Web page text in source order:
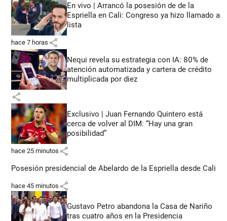
En vivo | Arrancó la posesión de de la
Espriella en Cali: Congreso ya hizo llamado a
lista
hace 7 horas share
Nequi revela su estrategia con IA: 80% de
atención automatizada y cartera de crédito
multiplicada por diez
share
Exclusivo | Juan Fernando Quintero está
cerca de volver al DIM: “Hay una gran
posibilidad”
hace 25 minutos share
Posesión presidencial de Abelardo de la Espriella desde Cali
hace 45 minutos share
Gustavo Petro abandona la Casa de Nariño
tras cuatro años en la Presidencia